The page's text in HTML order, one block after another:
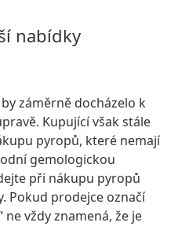
nabídky
záměrně docházelo k
Kupující však stále
pyropů, které nemají
gemologickou
při nákupu pyropů
Pokud prodejce označí
vždy znamená, že je